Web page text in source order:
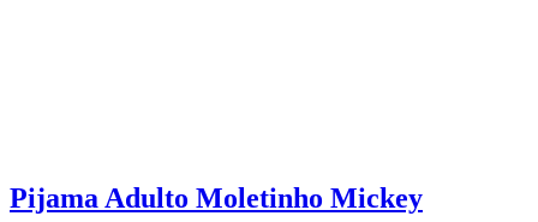
Pijama Adulto Moletinho Mickey